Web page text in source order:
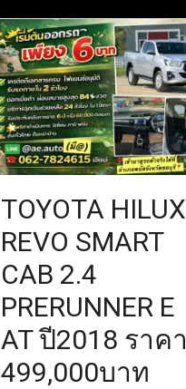
TOYOTA HILUX
REVO SMART
CAB 2.4
PRERUNNER E
AT ปี2018 ราคา
499,000บาท